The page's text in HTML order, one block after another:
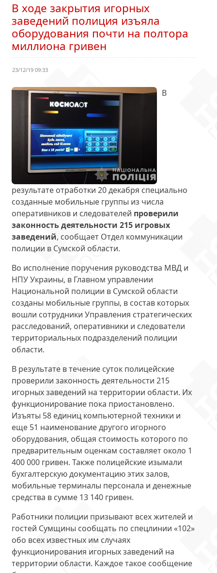
В ходе закрытия игорных
заведений полиция изъяла
оборудования почти на полтора
миллиона гривен
23/12/19 09:33
В
результате отработки 20 декабря специально
созданные мобильные группы из числа
оперативников и следователей проверили
законность деятельности 215 игровых
заведений, сообщает Отдел коммуникации
полиции в Сумской области.
Во исполнение поручения руководства МВД и
НПУ Украины, в Главном управлении
Национальной полиции в Сумской области
созданы мобильные группы, в состав которых
вошли сотрудники Управления стратегических
расследований, оперативники и следователи
территориальных подразделений полиции
области.
В результате в течение суток полицейские
проверили законность деятельности 215
игорных заведений на территории области. Их
функционирование пока приостановлено.
Изъяты 58 единиц компьютерной техники и
еще 51 наименование другого игорного
оборудования, общая стоимость которого по
предварительным оценкам составляет около 1
400 000 гривен. Также полицейские изымали
бухгалтерскую документацию этих залов,
мобильные терминалы персонала и денежные
средства в сумме 13 140 гривен.
Работники полиции призывают всех жителей и
гостей Сумщины сообщать по спецлинии «102»
обо всех известных им случаях
функционирования игорных заведений на
территории области. Каждое такое сообщение